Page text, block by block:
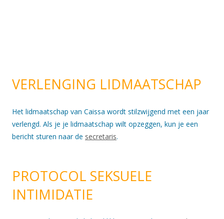
VERLENGING LIDMAATSCHAP
Het lidmaatschap van Caissa wordt stilzwijgend met een jaar
verlengd. Als je je lidmaatschap wilt opzeggen, kun je een
bericht sturen naar de secretaris.
PROTOCOL SEKSUELE
INTIMIDATIE